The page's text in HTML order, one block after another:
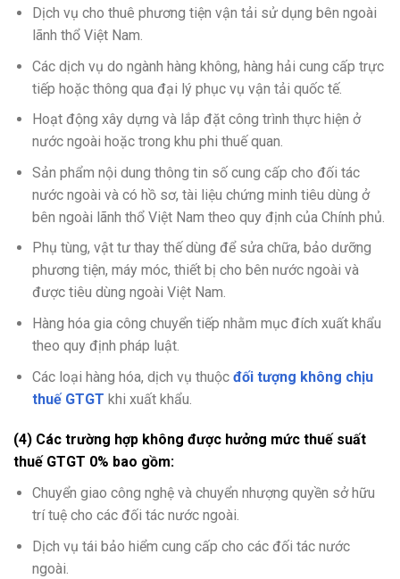
Dịch vụ cho thuê phương tiện vận tải sử dụng bên ngoài
lãnh thổ Việt Nam.
Các dịch vụ do ngành hàng không, hàng hải cung cấp trực
tiếp hoặc thông qua đại lý phục vụ vận tải quốc tế.
Hoạt động xây dựng và lắp đặt công trình thực hiện ở
nước ngoài hoặc trong khu phi thuế quan.
Sản phẩm nội dung thông tin số cung cấp cho đối tác
nước ngoài và có hồ sơ, tài liệu chứng minh tiêu dùng ở
bên ngoài lãnh thổ Việt Nam theo quy định của Chính phủ.
Phụ tùng, vật tư thay thế dùng để sửa chữa, bảo dưỡng
phương tiện, máy móc, thiết bị cho bên nước ngoài và
được tiêu dùng ngoài Việt Nam.
Hàng hóa gia công chuyển tiếp nhằm mục đích xuất khẩu
theo quy định pháp luật.
Các loại hàng hóa, dịch vụ thuộc đối tượng không chịu
thuế GTGT khi xuất khẩu.
(4) Các trường hợp không được hưởng mức thuế suất
thuế GTGT 0% bao gồm:
Chuyển giao công nghệ và chuyển nhượng quyền sở hữu
trí tuệ cho các đối tác nước ngoài.
Dịch vụ tái bảo hiểm cung cấp cho các đối tác nước
ngoài.